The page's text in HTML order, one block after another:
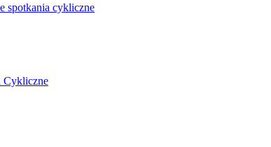
spotkania cykliczne
Cykliczne